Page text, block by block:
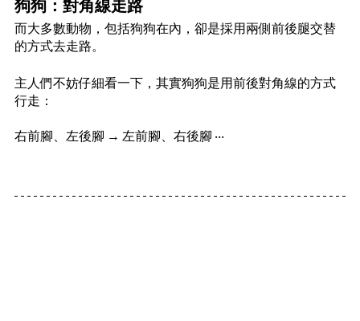
狗狗：對角線走路
而大多數動物，包括狗狗在內，卻是採用兩側前後腿交替
的方式去走路。
主人們不妨仔細看一下，其實狗狗是用前後對角線的方式
行走：
右前腳、左後腳 → 左前腳、右後腳 ‧‧‧